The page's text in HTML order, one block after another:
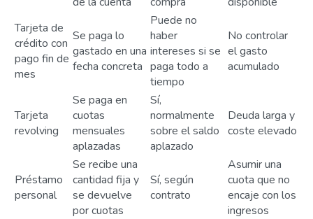
Tarjeta de
crédito con
pago fin de
mes
Se paga lo
gastado en una
fecha concreta
Puede no
haber
intereses si se
paga todo a
tiempo
No controlar
el gasto
acumulado
Tarjeta
revolving
Se paga en
cuotas
mensuales
aplazadas
Sí,
normalmente
sobre el saldo
aplazado
Deuda larga y
coste elevado
Préstamo
personal
Se recibe una
cantidad fija y
se devuelve
por cuotas
Sí, según
contrato
Asumir una
cuota que no
encaje con los
ingresos